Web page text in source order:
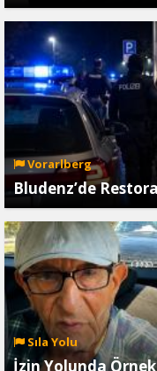
Vorarlberg
Bludenz’de
Sıla Yolu
İzin Yolunda